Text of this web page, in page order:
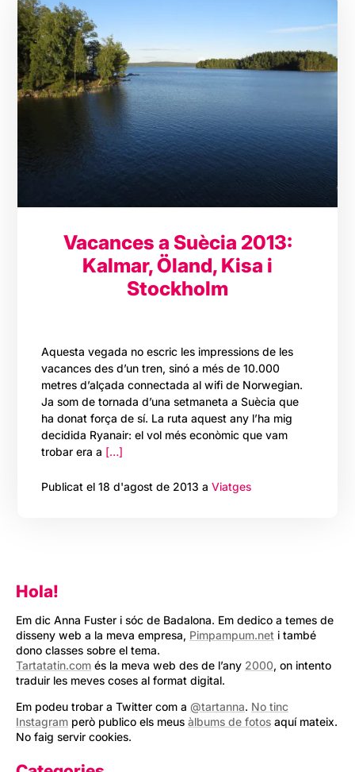
Vacances a Suècia 2013:
Kalmar, Öland, Kisa i
Stockholm
Aquesta vegada no escric les impressions de les
vacances des d’un tren, sinó a més de 10.000
metres d’alçada connectada al wifi de Norwegian.
Ja som de tornada d’una setmaneta a Suècia que
ha donat força de sí. La ruta aquest any l’ha mig
decidida Ryanair: el vol més econòmic que vam
trobar era a […]
Publicat el 18 d'agost de 2013 aViatges
Hola!
Em dic Anna Fuster i sóc de Badalona. Em dedico a temes de
disseny web a la meva empresa, Pimpampum.net i també
dono classes sobre el tema.
Tartatatin.com és la meva web des de l’any 2000, on intento
traduir les meves coses al format digital.
Em podeu trobar a Twitter com a @tartanna. No tinc
Instagram però publico els meus àlbums de fotos aquí mateix.
No faig servir cookies.